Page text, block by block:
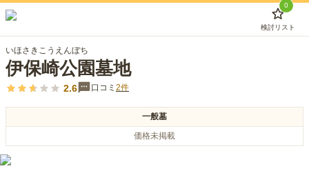
0
検討リスト
いほさきこうえんぼち
伊保崎公園墓地
2.6 口コミ 2件
一般墓
価格未掲載